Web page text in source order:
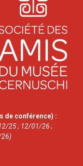
de conférence) :
25 ; 12/01/26 ;